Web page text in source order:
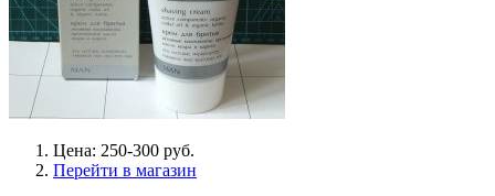
Цена: 250-300 руб.
Перейти в магазин